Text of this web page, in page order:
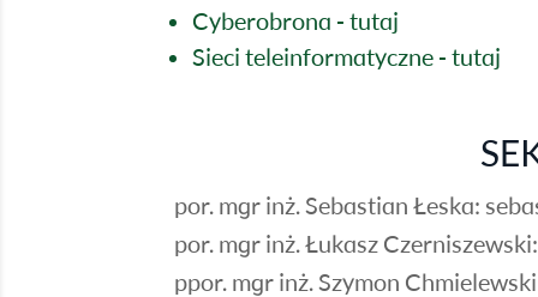
Cyberobrona - tutaj
Sieci teleinformatyczne - tutaj
por. mgr inż. Sebastian Łeska:
por. mgr inż. Łukasz
ppor. mgr inż. Szymon